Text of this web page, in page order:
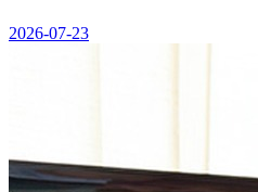
2026-07-23